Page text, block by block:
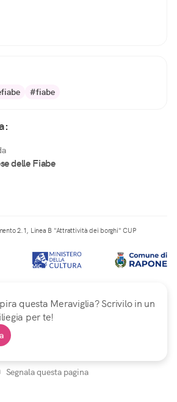
#fiabe
delle Fiabe
2.1, Linea B "Attrattività dei borghi" CUP
questa Meraviglia? Scrivilo in un
per te!
Segnala questa pagina